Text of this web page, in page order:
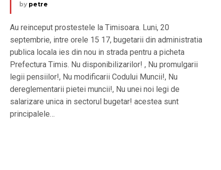
by petre
Au reinceput prostestele la Timisoara. Luni, 20
septembrie, intre orele 15 17, bugetarii din administratia
publica locala ies din nou in strada pentru a picheta
Prefectura Timis. Nu disponibilizarilor! , Nu promulgarii
legii pensiilor!, Nu modificarii Codului Muncii!, Nu
dereglementarii pietei muncii!, Nu unei noi legi de
salarizare unica in sectorul bugetar! acestea sunt
principalele…